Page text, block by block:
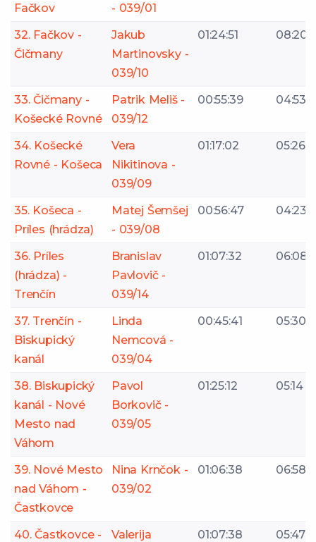
Fačkov
- 039/01
32. Fačkov -
Čičmany
Jakub
Martinovsky -
039/10
01:24:51 08:20
33. Čičmany -
Košecké Rovné
Patrik Meliš -
039/12
00:55:39 04:53
34. Košecké
Rovné - Košeca
Vera
Nikitinova -
039/09
01:17:02 05:26
35. Košeca -
Príles (hrádza)
Matej Šemšej
- 039/08
00:56:47 04:23
36. Príles
(hrádza) -
Trenčín
Branislav
Pavlovič -
039/14
01:07:32 06:08
37. Trenčín -
Biskupický
kanál
Linda
Nemcová -
039/04
00:45:41 05:30
38. Biskupický
kanál - Nové
Mesto nad
Váhom
Pavol
Borkovič -
039/05
01:25:12 05:14
39. Nové Mesto
nad Váhom -
Častkovce
Nina Krnčok -
039/02
01:06:38 06:58
40. Častkovce -
Valerija
01:07:38 05:47